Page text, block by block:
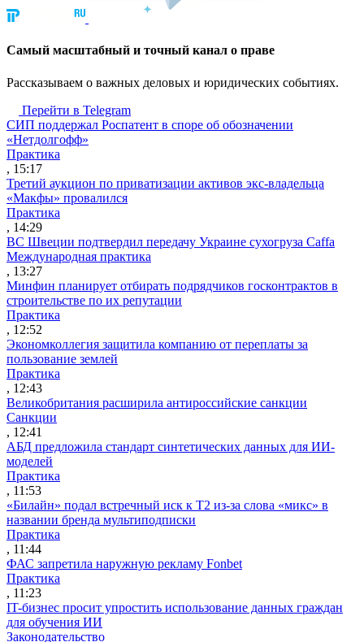
Cамый масштабный и точный канал о праве
Рассказываем о важных деловых и юридических событиях.
Перейти в Telegram
СИП поддержал Роспатент в споре об обозначении
«Нетдолгофф»
Практика
, 15:17
Третий аукцион по приватизации активов экс-владельца
«Макфы» провалился
Практика
, 14:29
ВС Швеции подтвердил передачу Украине сухогруза Caffa
Международная практика
, 13:27
Минфин планирует отбирать подрядчиков госконтрактов в
строительстве по их репутации
Практика
, 12:52
Экономколлегия защитила компанию от переплаты за
пользование землей
Практика
, 12:43
Великобритания расширила антироссийские санкции
Санкции
, 12:41
АБД предложила стандарт синтетических данных для ИИ-
моделей
Практика
, 11:53
«Билайн» подал встречный иск к Т2 из-за слова «микс» в
названии бренда мультиподписки
Практика
, 11:44
ФАС запретила наружную рекламу Fonbet
Практика
, 11:23
IT-бизнес просит упростить использование данных граждан
для обучения ИИ
Законодательство